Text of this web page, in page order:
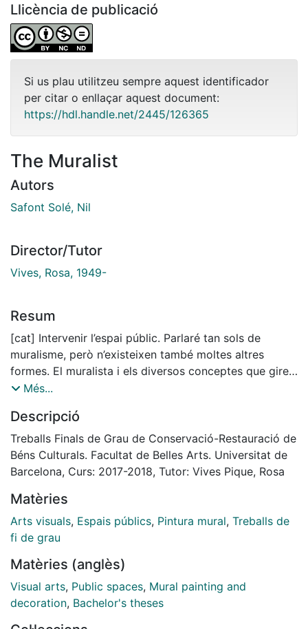
Llicència de publicació
Si us plau utilitzeu sempre aquest identificador
per citar o enllaçar aquest document:
https://hdl.handle.net/2445/126365
The Muralist
Autors
Safont Solé, Nil
Director/Tutor
Vives, Rosa, 1949-
Resum
[cat] Intervenir l’espai públic. Parlaré tan sols de
muralisme, però n’existeixen també moltes altres
formes. El muralista i els diversos conceptes que giren
entorn aquest, des d’un punt de vista històric, actual i
a disposició de tots, per realitzar una representació
del caràcter que sigui, la qual serà constantment
observada per tot tipus de persones que circulen per
l’entorn urbà siguin ciutats o pobles petits, és un fet
convertint en una expressió artística cada vegada més
present arreu del món.
Una problemàtica personal que visc i tinc constància
mateix àmbit inspira aquest projecte d’investigació.
Experimentació personal amb intenció de trobar
respostes a diverses problemàtiques i qüestions sobre
Més...
Descripció
Treballs Finals de Grau de Conservació-Restauració de
Béns Culturals. Facultat de Belles Arts. Universitat de
Barcelona, Curs: 2017-2018, Tutor: Vives Pique, Rosa
Matèries
Arts visuals, Espais públics, Pintura mural, Treballs de
fi de grau
Matèries (anglès)
Visual arts, Public spaces, Mural painting and
decoration, Bachelor's theses